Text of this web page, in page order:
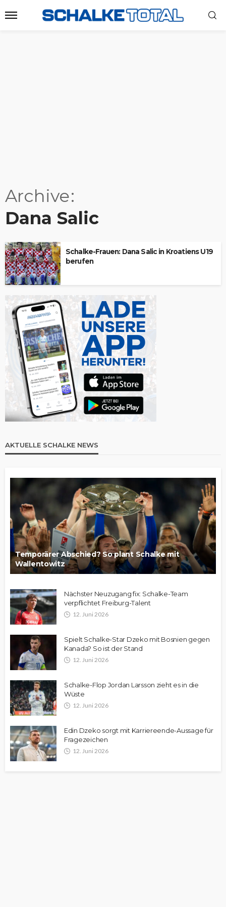
Archive
Dana Salic
Schalke-Frauen: Dana Salic in Kroatiens U19
berufen
AKTUELLE SCHALKE NEWS
Temporärer Abschied? So plant Schalke mit
Wallentowitz
Nächster Neuzugang fix: Schalke-Team
verpflichtet Freiburg-Talent
12. Juni 2026
Spielt Schalke-Star Dzeko mit Bosnien gegen
Kanada? So ist der Stand
12. Juni 2026
Schalke-Flop Jordan Larsson zieht es in die
Wüste
12. Juni 2026
Edin Dzeko sorgt mit Karriereende-Aussage für
Fragezeichen
12. Juni 2026